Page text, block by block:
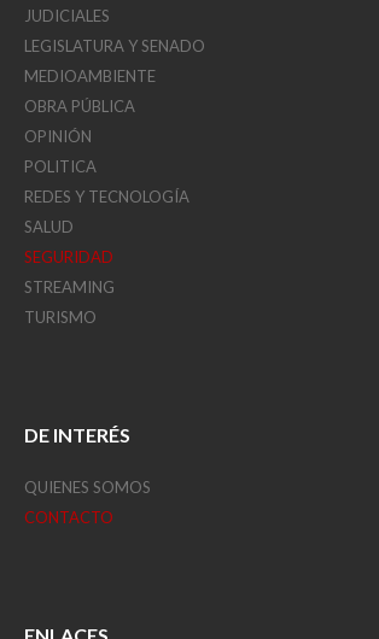
JUDICIALES
LEGISLATURA Y SENADO
MEDIOAMBIENTE
OBRA PÚBLICA
OPINIÓN
POLITICA
REDES Y TECNOLOGÍA
SALUD
SEGURIDAD
STREAMING
TURISMO
DE INTERÉS
QUIENES SOMOS
CONTACTO